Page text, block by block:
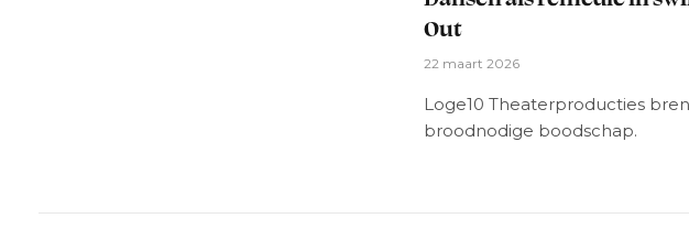
Out
22 maart 2026
Loge10 Theaterproducties
broodnodige boodschap.